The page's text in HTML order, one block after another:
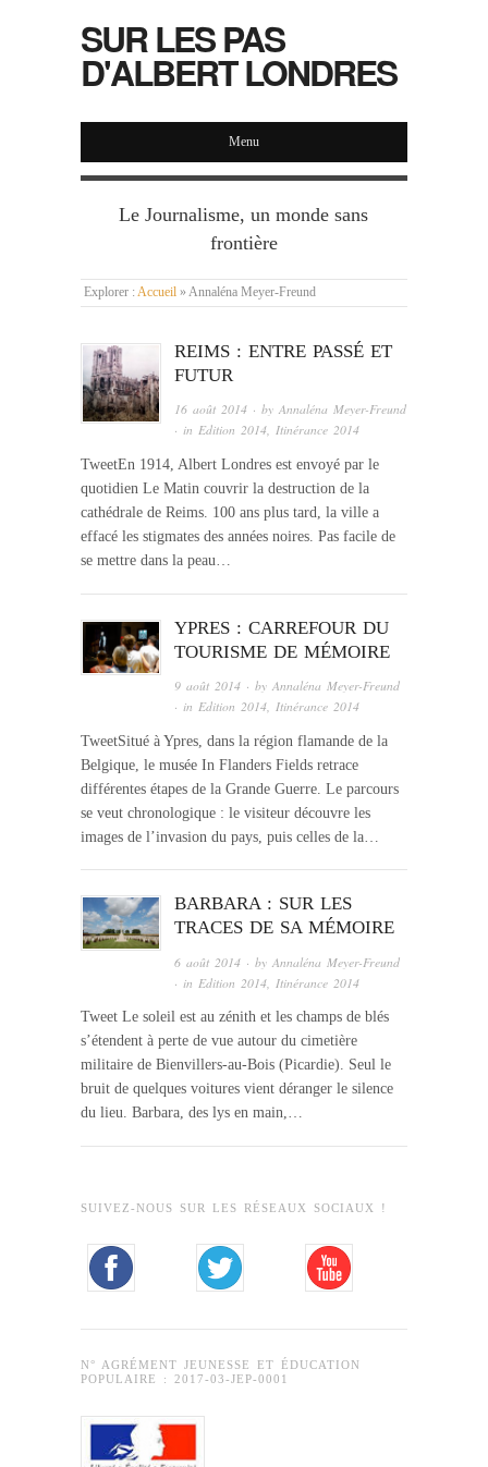
SUR LES PAS
D'ALBERT LONDRES
Menu
Le Journalisme, un monde sans
frontière
Explorer : Accueil »Annaléna Meyer-Freund
REIMS : ENTRE PASSÉ ET
FUTUR
16 août 2014 · byAnnaléna Meyer-Freund
· inEdition 2014,Itinérance 2014
TweetEn 1914, Albert Londres est envoyé par le
quotidien Le Matin couvrir la destruction de la
cathédrale de Reims. 100 ans plus tard, la ville a
effacé les stigmates des années noires. Pas facile de
se mettre dans la peau…
YPRES : CARREFOUR DU
TOURISME DE MÉMOIRE
9 août 2014 · byAnnaléna Meyer-Freund
· in Edition 2014 Itinérance 2014
TweetSitué à Ypres, dans la région flamande de la
Belgique, le musée In Flanders Fields retrace
différentes étapes de la Grande Guerre. Le parcours
se veut chronologique : le visiteur découvre les
images de l’invasion du pays, puis celles de la…
BARBARA : SUR LES
TRACES DE SA MÉMOIRE
6 août 2014 · byAnnaléna Meyer-Freund
· in Edition 2014 Itinérance 2014
Tweet Le soleil est au zénith et les champs de blés
s’étendent à perte de vue autour du cimetière
militaire de Bienvillers-au-Bois (Picardie). Seul le
bruit de quelques voitures vient déranger le silence
du lieu. Barbara, des lys en main,…
SUIVEZ-NOUS SUR LES RÉSEAUX SOCIAUX !
N° AGRÉMENT JEUNESSE ET ÉDUCATION
POPULAIRE : 2017-03-JEP-0001